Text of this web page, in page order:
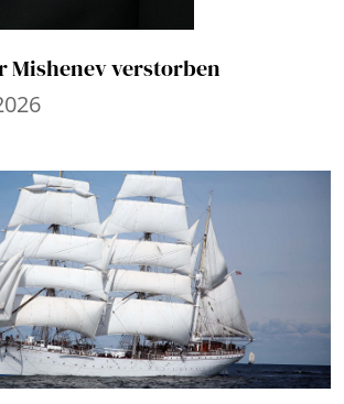
Mishenev verstorben